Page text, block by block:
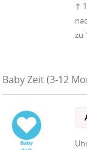
↑
zu
Baby Zeit (3-12